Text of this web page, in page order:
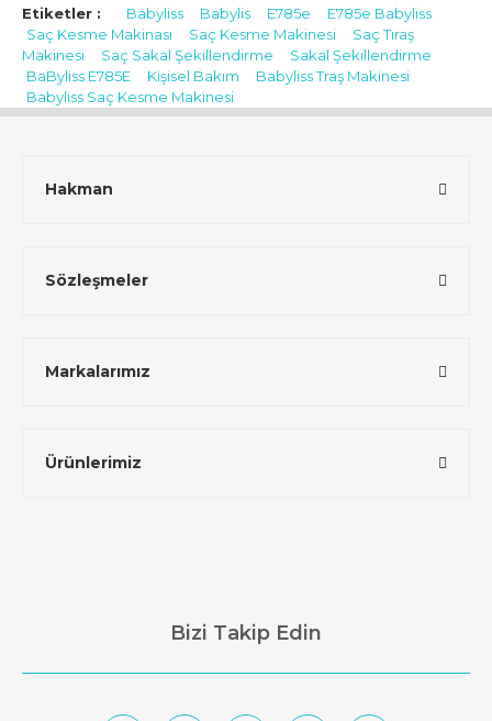
Etiketler : Babyliss Babylis E785e
E785e Babyliss
Saç Kesme Makinası
Saç Kesme Makinesi
Saç Tıraş
Makinesi
Saç Sakal Şekillendirme
Sakal Şekillendirme
BaByliss E785E
Kişisel Bakım
Babyliss Traş Makinesi
Babyliss Saç Kesme Makinesi
Hakman
Sözleşmeler
Markalarımız
Ürünlerimiz
Bizi Takip Edin